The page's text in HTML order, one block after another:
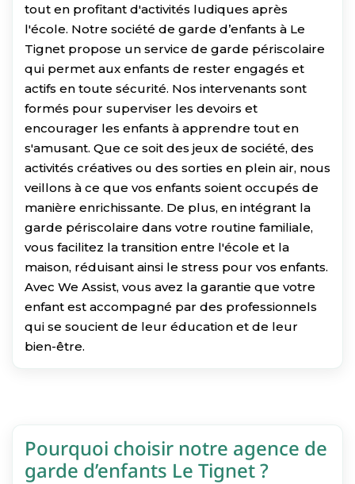
tout en profitant d'activités ludiques après
l'école. Notre société de garde d’enfants à Le
Tignet propose un service de garde périscolaire
qui permet aux enfants de rester engagés et
actifs en toute sécurité. Nos intervenants sont
formés pour superviser les devoirs et
encourager les enfants à apprendre tout en
s'amusant. Que ce soit des jeux de société, des
activités créatives ou des sorties en plein air, nous
veillons à ce que vos enfants soient occupés de
manière enrichissante. De plus, en intégrant la
garde périscolaire dans votre routine familiale,
vous facilitez la transition entre l'école et la
maison, réduisant ainsi le stress pour vos enfants.
Avec We Assist, vous avez la garantie que votre
enfant est accompagné par des professionnels
qui se soucient de leur éducation et de leur
bien-être.
Pourquoi choisir notre agence de
garde d’enfants Le Tignet ?